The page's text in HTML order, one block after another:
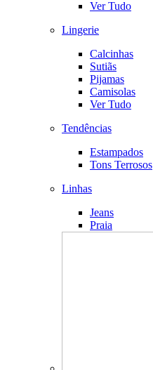
Ver Tudo
Lingerie
Calcinhas
Sutiãs
Pijamas
Camisolas
Ver Tudo
Tendências
Estampados
Tons Terrosos
Linhas
Jeans
Praia